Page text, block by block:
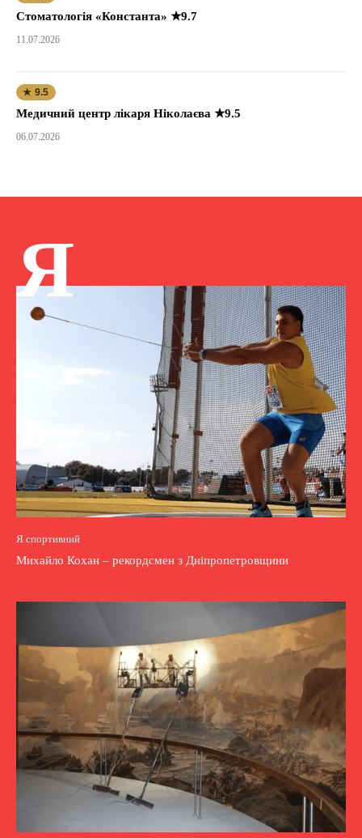
Стоматологія «Константа» ★9.7
11.07.2026
★ 9.5
Медичний центр лікаря Ніколаєва ★9.5
06.07.2026
Я
Я спортивний
Михайло Кохан – рекордсмен з Дніпропетровщини